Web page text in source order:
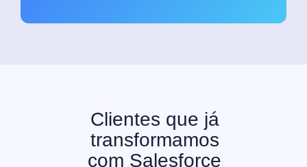
Clientes que já
transformamos
com Salesforce